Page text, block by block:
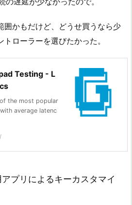
囲かもだけど、どうせ買うなら少
ローラーを選びたかった。
Testing - L
the most popular
average latenc
プリによるキーカスタマイ